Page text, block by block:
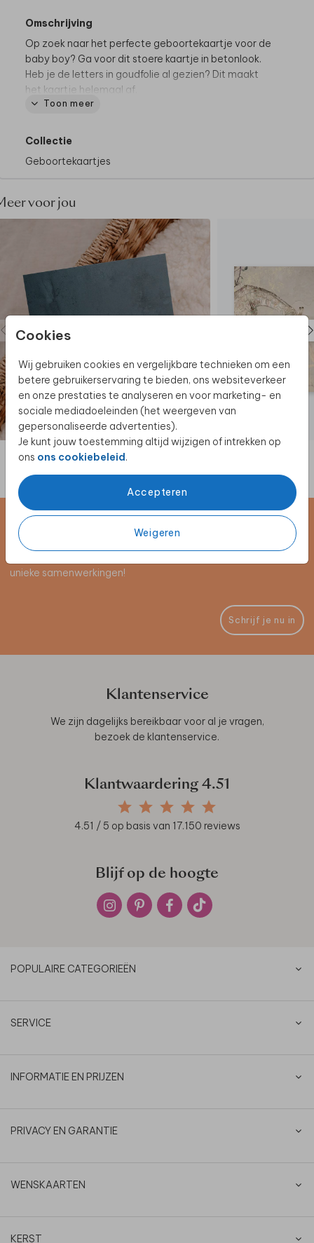
Cookies
Wij gebruiken cookies en vergelijkbare technieken om een
betere gebruikerservaring te bieden, ons websiteverkeer
en onze prestaties te analyseren en voor marketing- en
sociale mediadoeleinden (het weergeven van
gepersonaliseerde advertenties).
Je kunt jouw toestemming altijd wijzigen of intrekken op
ons ons cookiebeleid.
Accepteren
Weigeren
Omschrijving
Op zoek naar het perfecte geboortekaartje voor de
baby boy? Ga voor dit stoere kaartje in betonlook.
Heb je de letters in goudfolie al gezien? Dit maakt
het kaartje helemaal af.
Toon meer
Collectie
Geboortekaartjes
voor jou
Schrijf je in voor de nieuwsbrief
unieke samenwerkingen!
Schrijf je nu in
Klantenservice
We zijn dagelijks bereikbaar voor al je vragen,
bezoek de klantenservice.
Klantwaardering 4.51
4.51 / 5 op basis van 17.150 reviews
Blijf op de hoogte
POPULAIRE CATEGORIEËN
SERVICE
INFORMATIE EN PRIJZEN
PRIVACY EN GARANTIE
WENSKAARTEN
KERST